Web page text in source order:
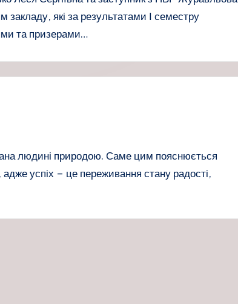
закладу, які за результатами І семестру
та призерами…
людині природою. Саме цим пояснюється
адже успіх – це переживання стану радості,